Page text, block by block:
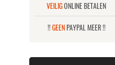
VEILIGONLINE BETALEN
!!GEENPAYPAL MEER !!